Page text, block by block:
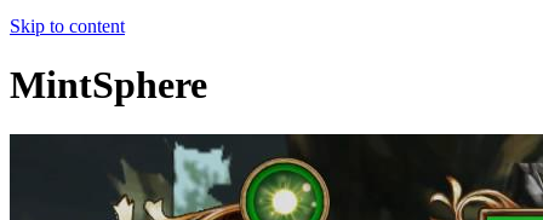
Skip to content
MintSphere